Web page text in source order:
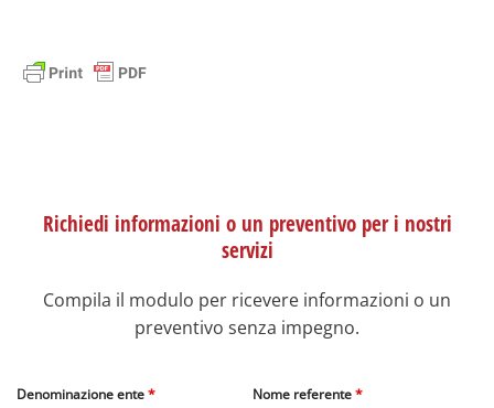
Richiedi informazioni o un preventivo per i nostri
servizi
Compila il modulo per ricevere informazioni o un
preventivo senza impegno.
Denominazione ente* Nome referente*